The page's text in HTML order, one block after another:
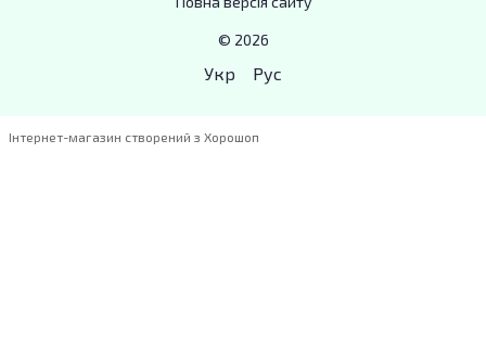
© 2026
Укр Рус
Інтернет-магазин створений з Хорошоп